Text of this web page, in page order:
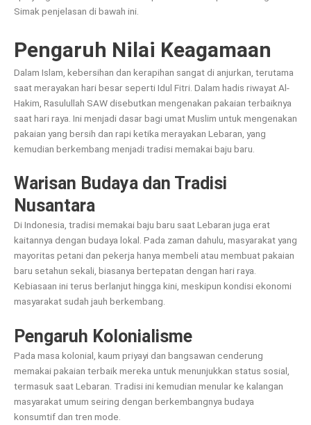
Simak penjelasan di bawah ini.
Pengaruh Nilai Keagamaan
Dalam Islam, kebersihan dan kerapihan sangat di anjurkan, terutama
saat merayakan hari besar seperti Idul Fitri. Dalam hadis riwayat Al-
Hakim, Rasulullah SAW disebutkan mengenakan pakaian terbaiknya
saat hari raya. Ini menjadi dasar bagi umat Muslim untuk mengenakan
pakaian yang bersih dan rapi ketika merayakan Lebaran, yang
kemudian berkembang menjadi tradisi memakai baju baru.
Warisan Budaya dan Tradisi
Nusantara
Di Indonesia, tradisi memakai baju baru saat Lebaran juga erat
kaitannya dengan budaya lokal. Pada zaman dahulu, masyarakat yang
mayoritas petani dan pekerja hanya membeli atau membuat pakaian
baru setahun sekali, biasanya bertepatan dengan hari raya.
Kebiasaan ini terus berlanjut hingga kini, meskipun kondisi ekonomi
masyarakat sudah jauh berkembang.
Pengaruh Kolonialisme
Pada masa kolonial, kaum priyayi dan bangsawan cenderung
memakai pakaian terbaik mereka untuk menunjukkan status sosial,
termasuk saat Lebaran. Tradisi ini kemudian menular ke kalangan
masyarakat umum seiring dengan berkembangnya budaya
konsumtif dan tren mode.